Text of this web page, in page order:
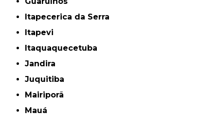
Itapecerica da Serra
Itapevi
Itaquaquecetuba
Jandira
Juquitiba
Mairiporã
Mauá